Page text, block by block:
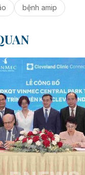
bệnh amip